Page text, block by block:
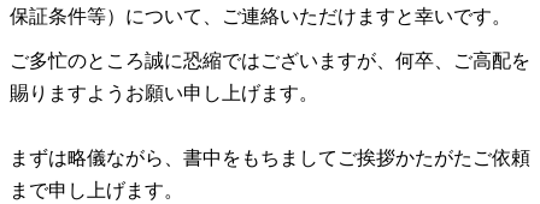
保証条件等）について、ご連絡いただけますと幸いです。
ご多忙のところ誠に恐縮ではございますが、何卒、ご高配を
賜りますようお願い申し上げます。
まずは略儀ながら、書中をもちましてご挨拶かたがたご依頼
まで申し上げます。